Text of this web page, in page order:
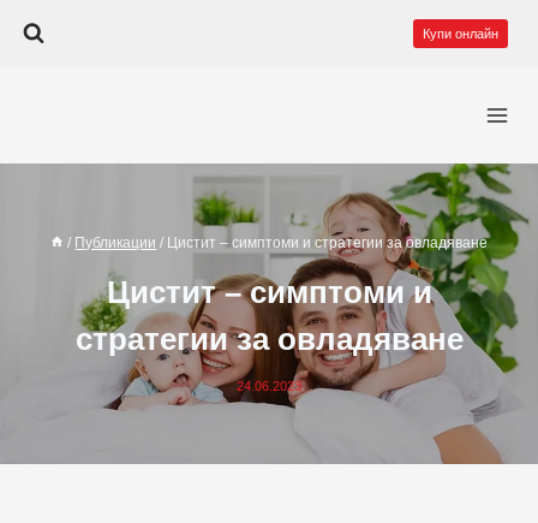
съдържанието
Купи онлайн
/ Публикации / Цистит – симптоми и стратегии за овладяване
Цистит – симптоми и
стратегии за овладяване
24.06.2023